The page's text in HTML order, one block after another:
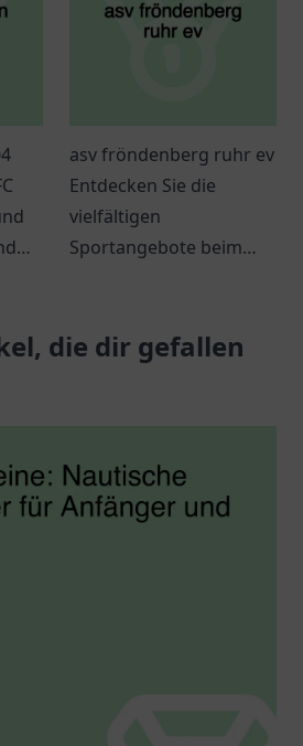
asv fröndenberg ruhr ev
Entdecken Sie die
vielfältigen
Sportangebote beim
Alt, um aktiv zu bleiben
und neue
die dir gefallen